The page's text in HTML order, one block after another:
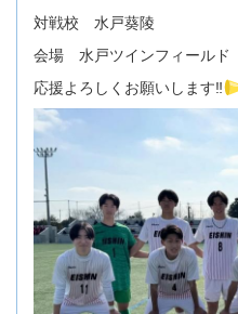
対戦校 水戸葵陵
会場 水戸ツインフィールド
応援よろしくお願いします‼️